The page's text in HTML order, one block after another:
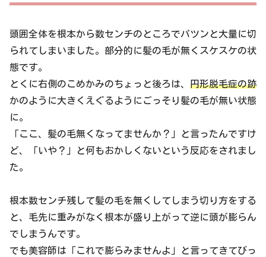
頭囲全体を根本から数センチのところでパツンと大量に切
られてしまいました。部分的に髪の毛が無くスケスケの状
態です。
とくに右側のこめかみのちょっと後ろは、 円形脱毛症の跡
かのように大きくえぐるようにごっそり髪の毛が無い状態
に。
「ここ、髪の毛無くなってませんか？」と言ったんですけ
ど、「いや？」と何もおかしくないという反応をされまし
た。
根本数センチ残して髪の毛を無くしてしまう切り方をする
と、毛先に重みがなく根本が盛り上がって逆に頭が膨らん
でしまうんです。
でも美容師は「これで膨らみませんよ」と言ってきてびっ